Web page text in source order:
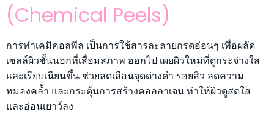
(Chemical Peels)
การทำเคมิคอลพีล เป็นการใช้สารละลายกรดอ่อนๆ เพื่อผลัด
เซลล์ผิวชั้นนอกที่เสื่อมสภาพ ออกไป เผยผิวใหม่ที่ดูกระจ่างใส
และเรียบเนียนขึ้น ช่วยลดเลือนจุดด่างดำ รอยสิว ลดความ
หมองคล้ำ และกระตุ้นการสร้างคอลลาเจน ทำให้ผิวดูสดใส
และอ่อนเยาว์ลง